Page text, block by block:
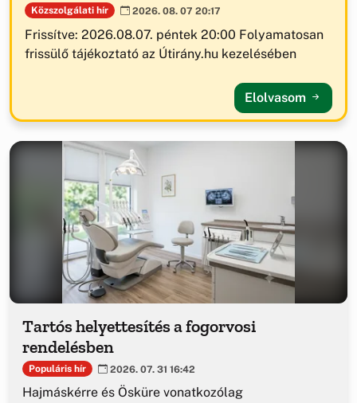
Közszolgálati hír 2026. 08. 07 20:17
Frissítve: 2026.08.07. péntek 20:00 Folyamatosan
frissülő tájékoztató az Útirány.hu kezelésében
Elolvasom
Tartós helyettesítés a fogorvosi
rendelésben
Populáris hír 2026. 07. 31 16:42
Hajmáskérre és Ösküre vonatkozólag